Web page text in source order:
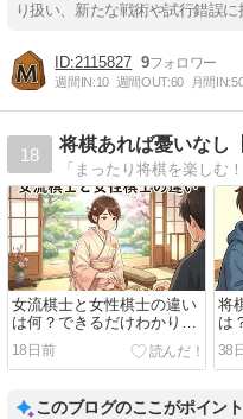
り扱い、新たな戦術や試行錯誤
2115827 9
週間IN:10 週間OUT:60 月間IN:
18
将棋あれば憂いなし
女流棋士と女性棋士の違い
は何？できるだけわかりや
すく解説！
18日前
将
は
38
このブログのここがポイント